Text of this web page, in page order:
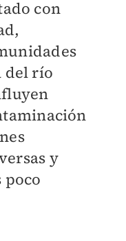
con
del río
y